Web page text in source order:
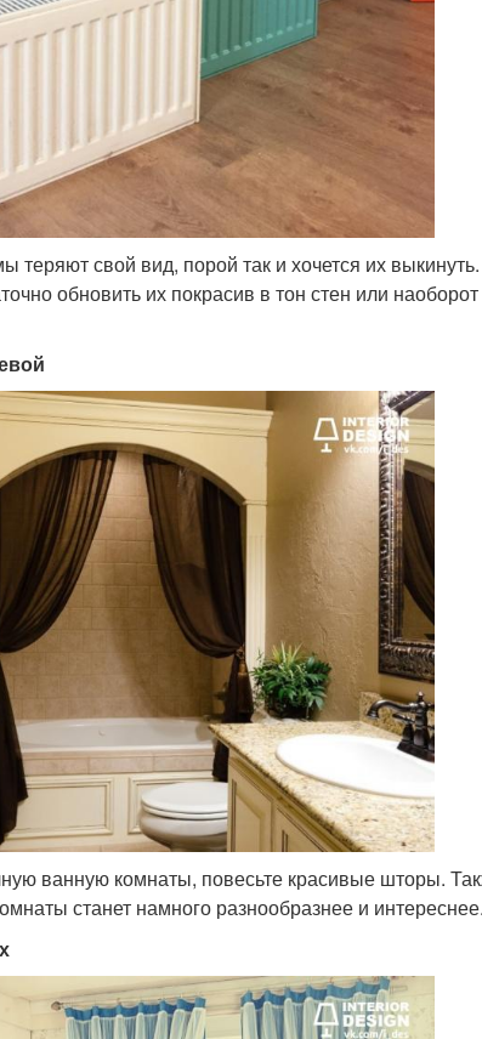
теряют свой вид, порой так и хочется их
обновить их покрасив в тон стен или
ванную комнаты, повесьте красивые шторы.
станет намного разнообразнее и интереснее.